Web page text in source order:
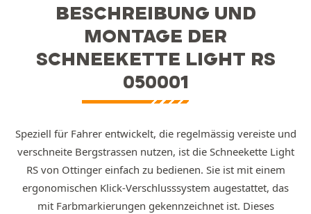
BESCHREIBUNG UND
MONTAGE DER
SCHNEEKETTE LIGHT RS
050001
Speziell für Fahrer entwickelt, die regelmässig vereiste und
verschneite Bergstrassen nutzen, ist die Schneekette Light
RS von Ottinger einfach zu bedienen. Sie ist mit einem
ergonomischen Klick-Verschlusssystem augestattet, das
mit Farbmarkierungen gekennzeichnet ist. Dieses